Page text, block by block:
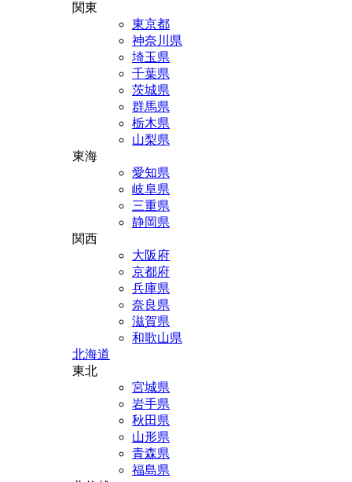
関東
東京都
神奈川県
埼玉県
千葉県
茨城県
群馬県
栃木県
山梨県
東海
愛知県
岐阜県
三重県
静岡県
関西
大阪府
京都府
兵庫県
奈良県
滋賀県
和歌山県
北海道
東北
宮城県
岩手県
秋田県
山形県
青森県
福島県